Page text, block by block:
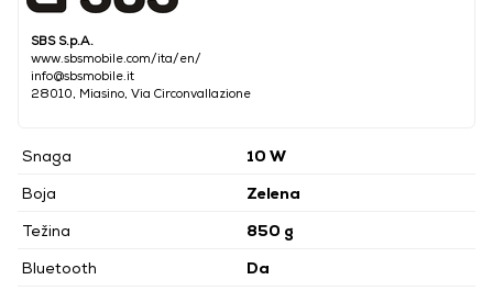
SBS S.p.A.
www.sbsmobile.com/ita/en/
info@sbsmobile.it
28010, Miasino, Via Circonvallazione
Snaga
10 W
Boja
Zelena
Težina
850 g
Bluetooth
Da